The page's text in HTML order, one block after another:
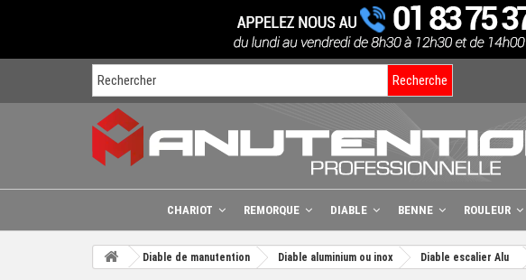
Recherche
CHARIOT REMORQUE DIABLE BENNE ROULEUR
Diable de manutention Diable aluminium ou inox Diable escalier Alu